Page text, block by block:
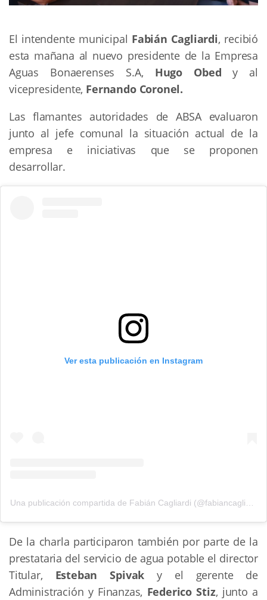
El intendente municipal Fabián Cagliardi, recibió
esta mañana al nuevo presidente de la Empresa
Aguas Bonaerenses S.A, Hugo Obed y al
vicepresidente, Fernando Coronel.
Las flamantes autoridades de ABSA evaluaron
junto al jefe comunal la situación actual de la
empresa e iniciativas que se proponen
desarrollar.
Ver esta publicación en Instagram
Una publicación compartida de Fabián Cagliardi (@fabiancagliardi)
De la charla participaron también por parte de la
prestataria del servicio de agua potable el director
Titular, Esteban Spivaky el gerente de
Administración y Finanzas, Federico Stiz, junto a